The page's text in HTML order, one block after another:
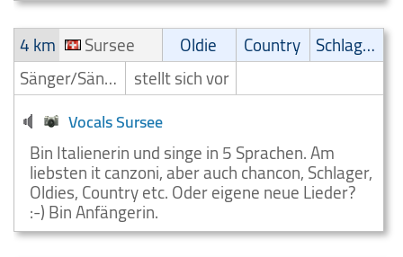
4 km
Sursee Oldie Country
Schlager
Sänger/Sängerin stellt sich vor
Vocals Sursee
Bin Italienerin und singe in 5 Sprachen. Am
liebsten it canzoni, aber auch chancon, Schlager,
Oldies, Country etc. Oder eigene neue Lieder?
:-) Bin Anfängerin.